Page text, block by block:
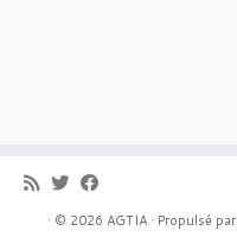
· © 2026 AGTIA · Propulsé par